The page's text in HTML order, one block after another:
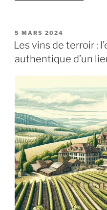
à
la
des
du
monde
PUBLIÉ
LE
5 MARS 2024
Les vins de terroir :
authentique d’un